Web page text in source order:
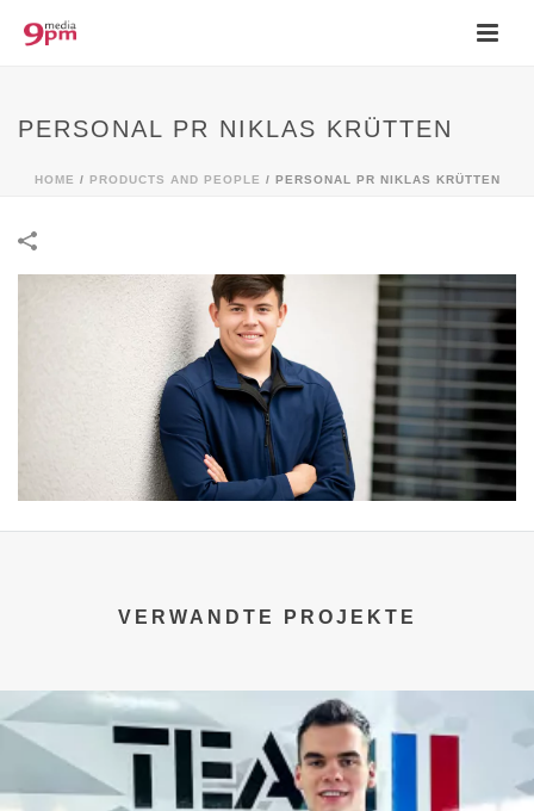
PERSONAL PR NIKLAS KRÜTTEN
HOME / PRODUCTS AND PEOPLE / PERSONAL PR NIKLAS KRÜTTEN
VERWANDTE PROJEKTE